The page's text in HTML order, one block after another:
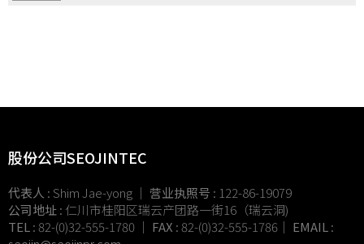
股份公司SEOJINTEC
代表人 : Shim Jae-yong ｜ 营业执照号 : 122-86-19079
公司地址: 仁川市桂阳区瑞云产团路一街16（瑞云洞)
TEL : 82-(0)32-555-1780 ｜ FAX : 82-(0)32-555-1786｜ EMAIL :